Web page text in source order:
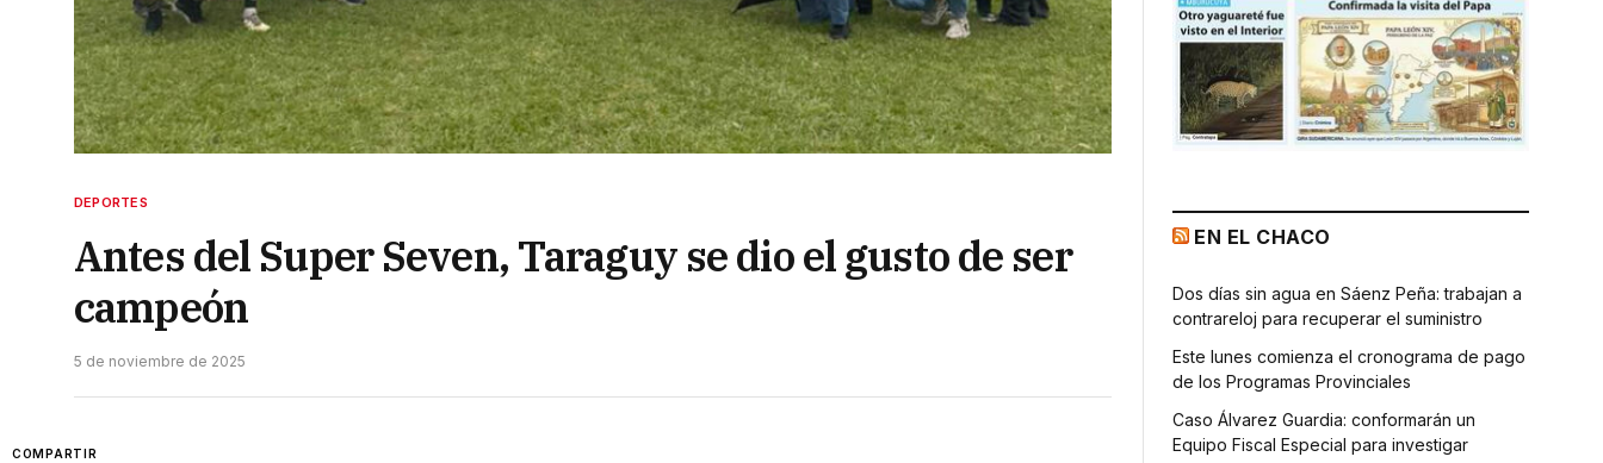
DEPORTES
Antes del Super Seven, Taraguy se dio el gusto de ser
campeón
5 de noviembre de 2025
COMPARTIR
EN EL CHACO
Dos días sin agua en Sáenz Peña: trabajan a
contrareloj para recuperar el suministro
Este lunes comienza el cronograma de pago
de los Programas Provinciales
Caso Álvarez Guardia: conformarán un
Equipo Fiscal Especial para investigar